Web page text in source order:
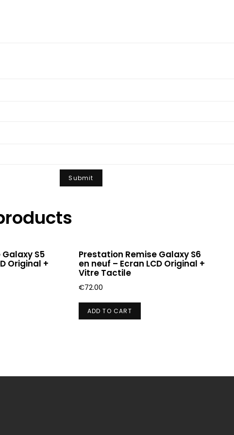
S5
Original +
Prestation Remise Galaxy S6
en neuf – Ecran LCD Original +
Vitre Tactile
€72.00
ADD TO CART